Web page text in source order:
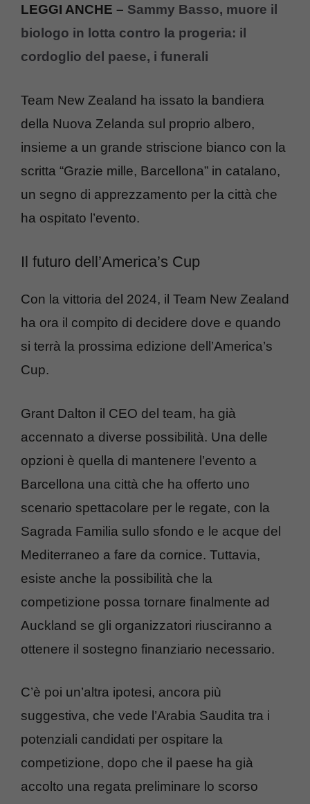
LEGGI ANCHE – Sammy Basso, muore il
biologo in lotta contro la progeria: il
cordoglio del paese, i funerali
Team New Zealand ha issato la bandiera
della Nuova Zelanda sul proprio albero,
insieme a un grande striscione bianco con la
scritta “Grazie mille, Barcellona” in catalano,
un segno di apprezzamento per la città che
ha ospitato l’evento.
Il futuro dell’America’s Cup
Con la vittoria del 2024, il Team New Zealand
ha ora il compito di decidere dove e quando
si terrà la prossima edizione dell’America’s
Cup.
Grant Dalton il CEO del team, ha già
accennato a diverse possibilità. Una delle
opzioni è quella di mantenere l’evento a
Barcellona una città che ha offerto uno
scenario spettacolare per le regate, con la
Sagrada Familia sullo sfondo e le acque del
Mediterraneo a fare da cornice. Tuttavia,
esiste anche la possibilità che la
competizione possa tornare finalmente ad
Auckland se gli organizzatori riusciranno a
ottenere il sostegno finanziario necessario.
C’è poi un’altra ipotesi, ancora più
suggestiva, che vede l’Arabia Saudita tra i
potenziali candidati per ospitare la
competizione, dopo che il paese ha già
accolto una regata preliminare lo scorso